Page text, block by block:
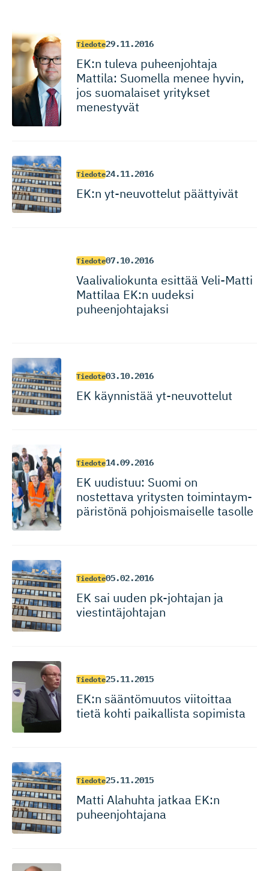
Tiedote29.11.2016
EK:n tuleva puheenjohtaja
Mattila: Suomella menee hyvin,
jos suomalaiset yritykset
menestyvät
Tiedote24.11.2016
EK:n yt-neuvottelut päättyivät
Tiedote07.10.2016
Vaalivaliokunta esittää Veli-Matti
Mattilaa EK:n uudeksi
puheenjoh­tajaksi
Tiedote03.10.2016
EK käynnistää yt-neuvottelut
Tiedote14.09.2016
EK uudistuu: Suomi on
nostettava yritysten toimintaym­
pä­ristönä pohjoismaiselle tasolle
Tiedote05.02.2016
EK sai uuden pk-johtajan ja
viestintä­johtajan
Tiedote25.11.2015
EK:n sääntömuutos viitoittaa
tietä kohti paikallista sopimista
Tiedote25.11.2015
Matti Alahuhta jatkaa EK:n
puheenjohtajana